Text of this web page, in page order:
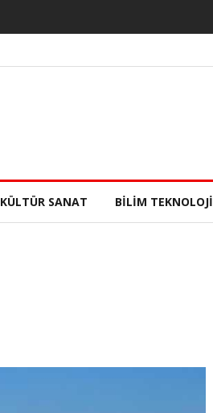
KÜLTÜR SANAT BILIM TEKNOLOJI